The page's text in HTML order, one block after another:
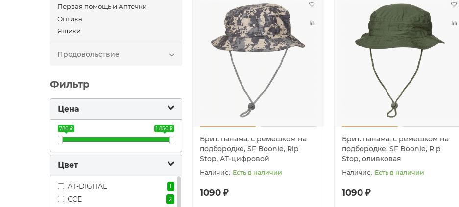
Первая помощь и Аптечки
Оптика
Ящики
Продовольствие
Фильтр
Цена
780 ₽ 1 850 ₽
Цвет
AT-DIGITAL 1
CCE 2
Брит. панама, с ремешком на
подбородке, SF Boonie, Rip
Stop, AT-цифровой
Есть в наличии
1090 ₽
Брит. панама, с ремешком на
подбородке, SF Boonie, Rip
Stop, оливковая
Есть в наличии
1090 ₽